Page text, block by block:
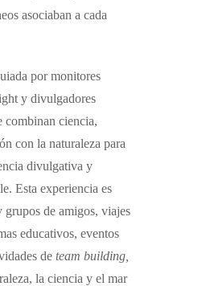
asociaban a cada
pormonitores
y divulgadores
combinan ciencia,
con la naturaleza para
divulgativa y
Esta experiencia es
grupos de amigos, viajes
educativos, eventos
de team building
la ciencia y el mar